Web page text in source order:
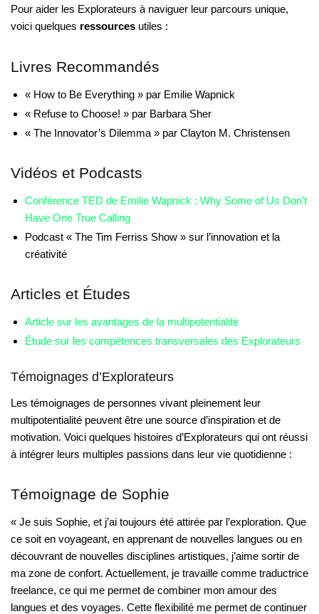
Pour aider les Explorateurs à naviguer leur parcours unique,
voici quelques ressources utiles :
Livres Recommandés
« How to Be Everything » par Emilie Wapnick
« Refuse to Choose! » par Barbara Sher
« The Innovator’s Dilemma » par Clayton M. Christensen
Vidéos et Podcasts
Conférence TED de Emilie Wapnick : Why Some of Us Don’t
Have One True Calling
Podcast « The Tim Ferriss Show » sur l’innovation et la
créativité
Articles et Études
Article sur les avantages de la multipotentialité
Étude sur les compétences transversales des Explorateurs
Témoignages d’Explorateurs
Les témoignages de personnes vivant pleinement leur
multipotentialité peuvent être une source d’inspiration et de
motivation. Voici quelques histoires d’Explorateurs qui ont réussi
à intégrer leurs multiples passions dans leur vie quotidienne :
Témoignage de Sophie
« Je suis Sophie, et j’ai toujours été attirée par l’exploration. Que
ce soit en voyageant, en apprenant de nouvelles langues ou en
découvrant de nouvelles disciplines artistiques, j’aime sortir de
ma zone de confort. Actuellement, je travaille comme traductrice
freelance, ce qui me permet de combiner mon amour des
langues et des voyages. Cette flexibilité me permet de continuer